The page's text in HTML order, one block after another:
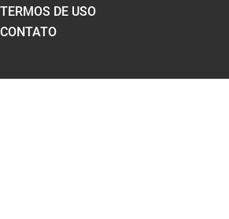
TERMOS DE USO
CONTATO